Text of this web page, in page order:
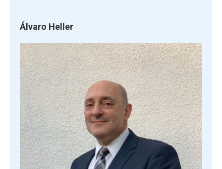
Álvaro Heller